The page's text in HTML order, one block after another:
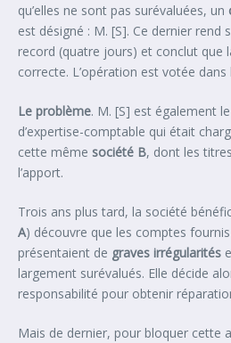
qu’elles ne sont pas surévaluées, un
est désigné : M. [S]. Ce dernier rend
record (quatre jours) et conclut que
correcte. L’opération est votée dans
Le problème. M. [S] est également
d’expertise-comptable qui était
cette même société B, dont les
l’apport.
Trois ans plus tard, la société
A) découvre que les comptes
présentaient de graves irrégularités
largement surévalués. Elle décide
responsabilité pour obtenir
Mais de dernier, pour bloquer cette